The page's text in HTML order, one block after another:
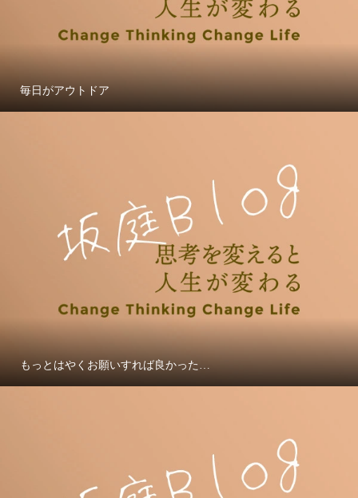
毎日がアウトドア
もっとはやくお願いすれば良かった…